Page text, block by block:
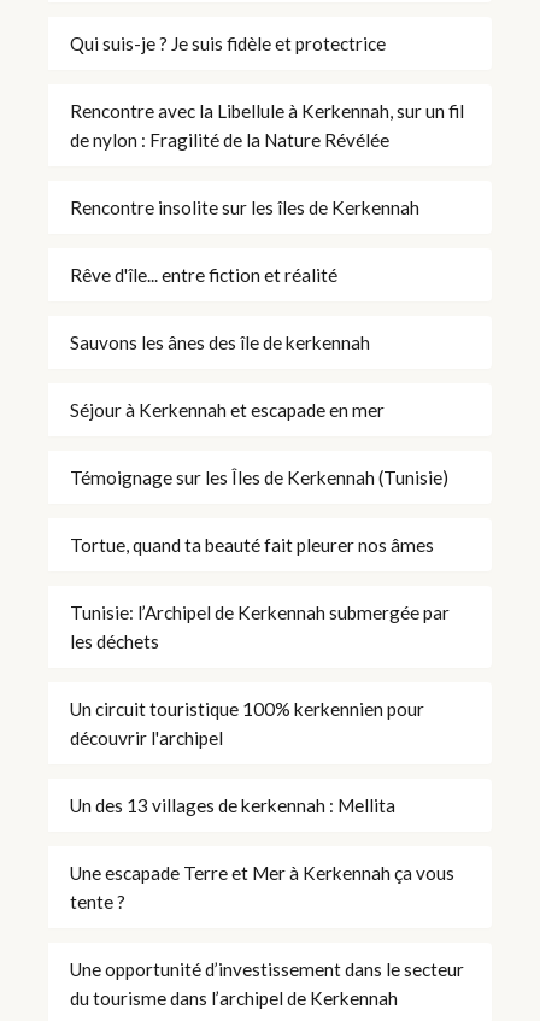
Qui suis-je ? Je suis fidèle et protectrice
Rencontre avec la Libellule à Kerkennah, sur un fil
de nylon : Fragilité de la Nature Révélée
Rencontre insolite sur les îles de Kerkennah
Rêve d'île... entre fiction et réalité
Sauvons les ânes des île de kerkennah
Séjour à Kerkennah et escapade en mer
Témoignage sur les Îles de Kerkennah (Tunisie)
Tortue, quand ta beauté fait pleurer nos âmes
Tunisie: l’Archipel de Kerkennah submergée par
les déchets
Un circuit touristique 100% kerkennien pour
découvrir l'archipel
Un des 13 villages de kerkennah : Mellita
Une escapade Terre et Mer à Kerkennah ça vous
tente ?
Une opportunité d’investissement dans le secteur
du tourisme dans l’archipel de Kerkennah